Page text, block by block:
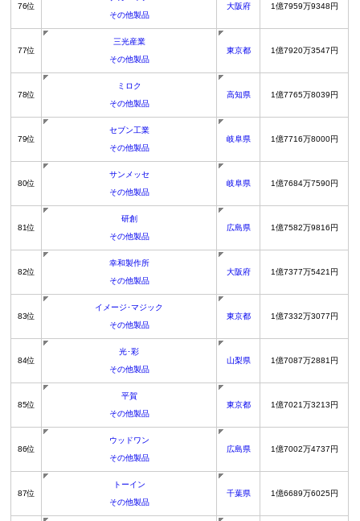
76位
その他製品
大阪府 1億7959万9348円
77位
三光産業
その他製品
東京都 1億7920万3547円
78位
ミロク
その他製品
高知県 1億7765万8039円
79位
セブン工業
その他製品
岐阜県 1億7716万8000円
80位
サンメッセ
その他製品
岐阜県 1億7684万7590円
81位
研創
その他製品
広島県 1億7582万9816円
82位
幸和製作所
その他製品
大阪府 1億7377万5421円
83位
イメージ･マジック
その他製品
東京都 1億7332万3077円
84位
光･彩
その他製品
山梨県 1億7087万2881円
85位
平賀
その他製品
東京都 1億7021万3213円
86位
ウッドワン
その他製品
広島県 1億7002万4737円
87位
トーイン
その他製品
千葉県 1億6689万6025円